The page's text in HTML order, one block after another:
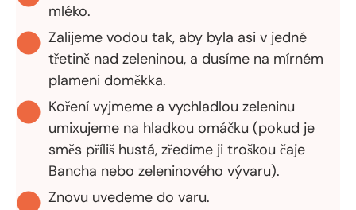
mléko.
Zalijeme vodou tak, aby byla asi v jedné
třetině nad zeleninou, a dusíme na mírném
plameni doměkka.
Koření vyjmeme a vychladlou zeleninu
umixujeme na hladkou omáčku (pokud je
směs příliš hustá, zředíme ji troškou čaje
Bancha nebo zeleninového vývaru).
Znovu uvedeme do varu.